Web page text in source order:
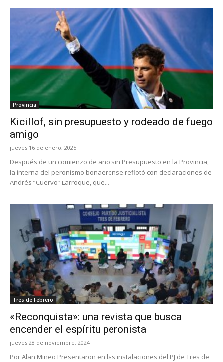
Provincia
Kicillof, sin presupuesto y rodeado de fuego
amigo
jueves 16 de enero, 2025
Después de un comienzo de año sin Presupuesto en la Provincia,
la interna del peronismo bonaerense reflotó con declaraciones de
Andrés “Cuervo” Larroque, que...
Tres de Febrero
«Reconquista»: una revista que busca
encender el espíritu peronista
jueves 28 de noviembre, 2024
Por Alan Mineo Presentaron en las instalaciones del PJ de Tres de